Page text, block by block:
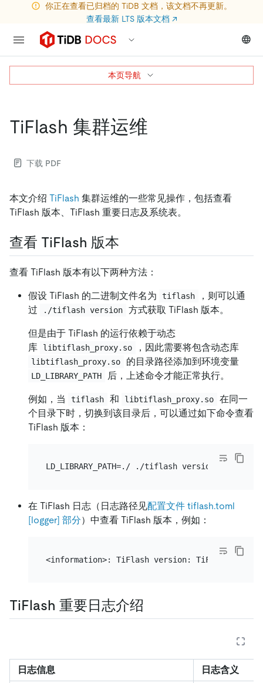
你正在查看已归档的 TiDB 文档，该文档不再更新。
查看最新 LTS 版本文档 ↗
TiFlash 集群运维
下载 PDF
本文介绍 TiFlash 集群运维的一些常见操作，包括查看
TiFlash 版本、TiFlash 重要日志及系统表。
查看 TiFlash 版本
查看 TiFlash 版本有以下两种方法：
假设 TiFlash 的二进制文件名为 tiflash
，则可以通
过
./tiflash version 方式获取 TiFlash 版本。
但是由于 TiFlash 的运行依赖于动态
库
libtiflash_proxy.so ，因此需要将包含动态库
libtiflash_proxy.so 的目录路径添加到环境变量
LD_LIBRARY_PATH 后，上述命令才能正常执行。
例如，当 tiflash 和 libtiflash_proxy.so
在同一
个目录下时，切换到该目录后，可以通过如下命令查看
TiFlash 版本：
在 TiFlash 日志（日志路径见配置文件 tiflash.toml
[logger] 部分）中查看 TiFlash 版本，例如：
TiFlash 重要日志介绍
日志信息 日志含义
本页导航